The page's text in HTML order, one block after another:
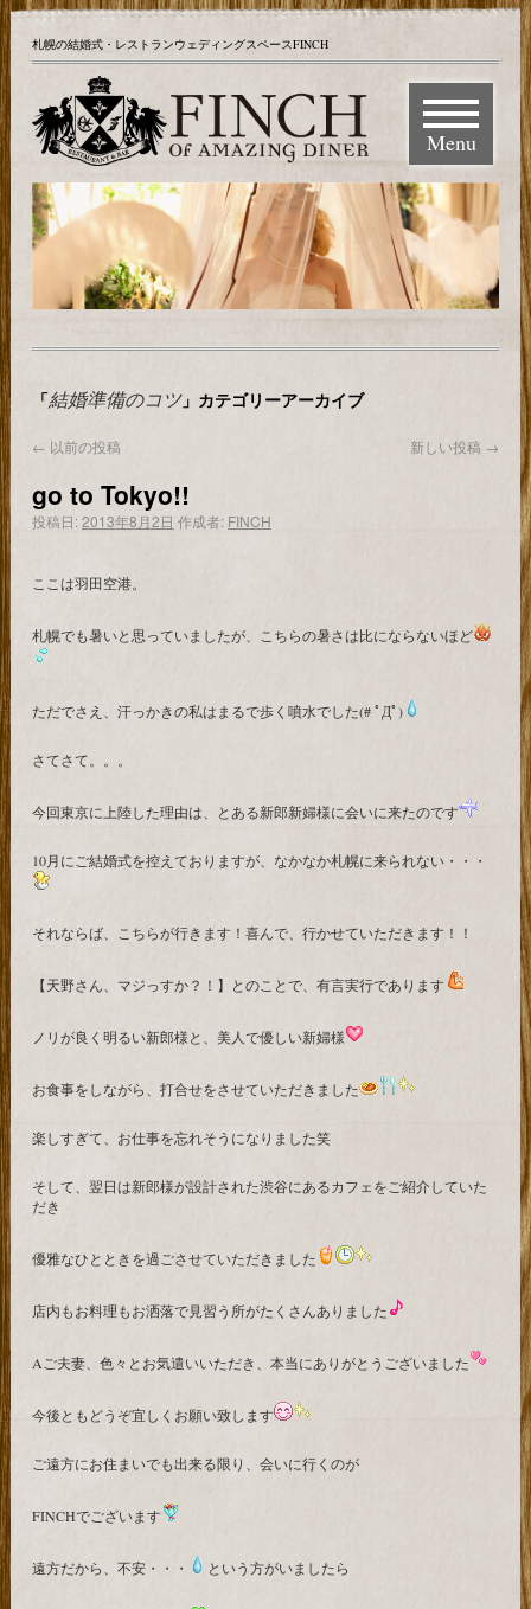
札幌の結婚式・レストランウェディングスペースFINCH
Menu
「結婚準備のコツ」カテゴリーアーカイブ
← 以前の投稿 新しい投稿 →
go to Tokyo!!
投稿日:2013年8月2日 作成者: FINCH
ここは羽田空港。
札幌でも暑いと思っていましたが、こちらの暑さは比にならないほど
ただでさえ、汗っかきの私はまるで歩く噴水でした(# ﾟДﾟ)
さてさて。。。
今回東京に上陸した理由は、とある新郎新婦様に会いに来たのです
10月にご結婚式を控えておりますが、なかなか札幌に来られない・・・
それならば、こちらが行きます！喜んで、行かせていただきます！！
【天野さん、マジっすか？！】とのことで、有言実行であります
ノリが良く明るい新郎様と、美人で優しい新婦様
お食事をしながら、打合せをさせていただきました
楽しすぎて、お仕事を忘れそうになりました笑
そして、翌日は新郎様が設計された渋谷にあるカフェをご紹介していた
だき
優雅なひとときを過ごさせていただきました
店内もお料理もお洒落で見習う所がたくさんありました
Aご夫妻、色々とお気遣いいただき、本当にありがとうございました
今後ともどうぞ宜しくお願い致します
ご遠方にお住まいでも出来る限り、会いに行くのが
FINCHでございます
遠方だから、不安・・・ という方がいましたら